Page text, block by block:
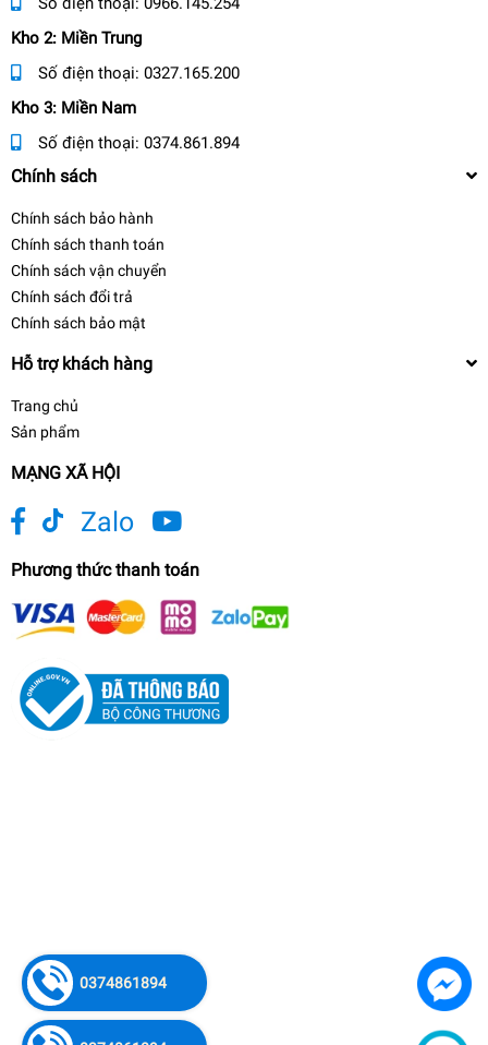
Kho 2: Miền Trung
Số điện thoại: 0327.165.200
Kho 3: Miền Nam
Số điện thoại: 0374.861.894
Chính sách
Chính sách bảo hành
Chính sách thanh toán
Chính sách vận chuyển
Chính sách đổi trả
Chính sách bảo mật
Hỗ trợ khách hàng
Trang chủ
Sản phẩm
MẠNG XÃ HỘI
Zalo
Phương thức thanh toán
0374861894
Động Cơ Điện Toàn Phát 4Kw 380V 1500
Vòng/Phút
5.500.000₫
undefined